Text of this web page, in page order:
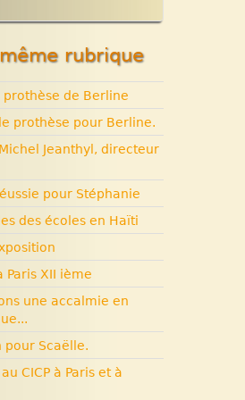
d’Haïti.
terribles. Cité
d’Haïti. Histoire et
rubrique
prothèse de Berline
prothèse pour Berline.
Jeanthyl, directeur
pour Stéphanie
des écoles en Haïti
Paris XII ième
une accalmie en
pour Scaëlle.
CICP à Paris et à